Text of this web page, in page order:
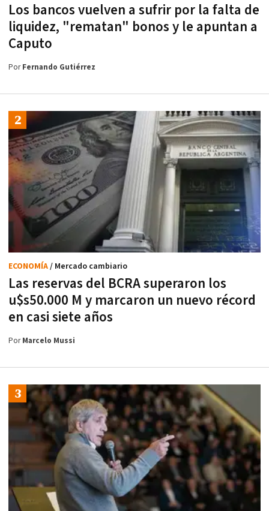
Los bancos vuelven a sufrir por la falta de
liquidez, "rematan" bonos y le apuntan a
Caputo
PorFernando Gutiérrez
Las reservas del BCRA superaron los
u$s50.000 M y marcaron un nuevo récord
en casi siete años
ECONOMÍA/ Mercado cambiario
PorMarcelo Mussi